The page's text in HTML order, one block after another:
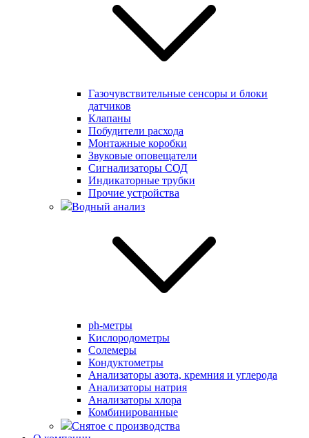
Газочувствительные сенсоры и блоки
датчиков
Клапаны
Побудители расхода
Монтажные коробки
Звуковые оповещатели
Сигнализаторы СОД
Индикаторные трубки
Прочие устройства
Водный анализ
ph-метры
Кислородометры
Солемеры
Кондуктометры
Анализаторы азота, кремния и углерода
Анализаторы натрия
Анализаторы хлора
Комбинированные
Снятое с производства